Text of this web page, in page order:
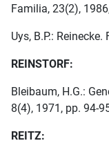
Familia, 23(2),
Uys, B.P.:
REINSTORF:
Bleibaum, H.G.:
8(4), 1971, pp. 94-
REITZ: